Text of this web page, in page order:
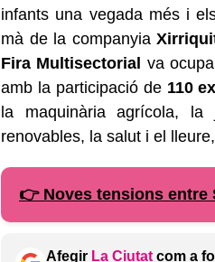
infants una vegada més i
mà de la companyia
Fira Multisectorial va
amb la participació de110
la maquinària agrícola,
renovables, la salut i el
👉 Noves tensions entre
Afegir La Ciutat com a